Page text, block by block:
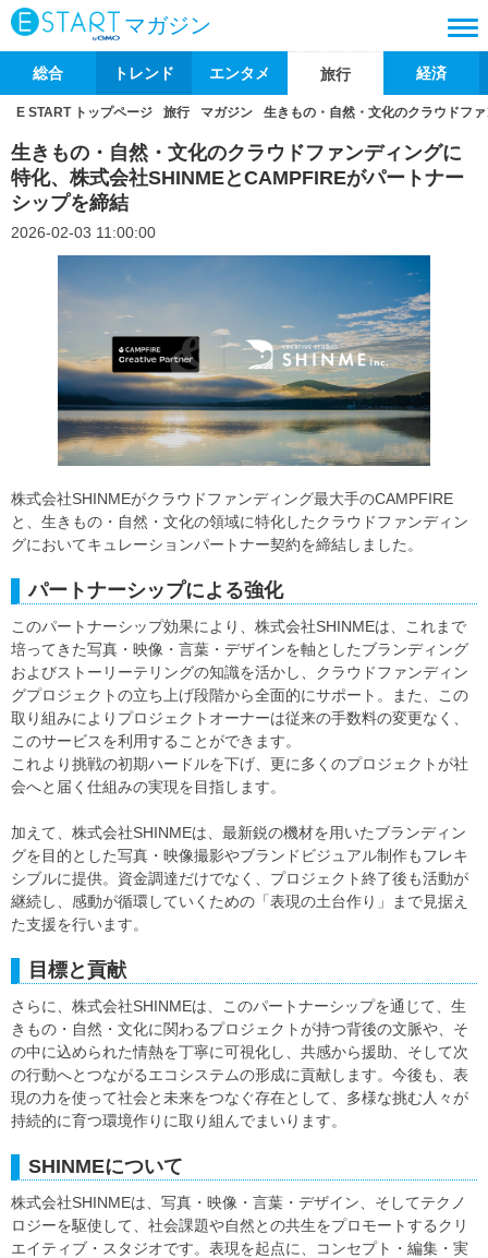
マガジン
総合 トレンド エンタメ 旅行 経済
E START トップページ 旅行 マガジン 生きもの・自然・文化のクラウドフ
生きもの・自然・文化のクラウドファンディングに
特化、株式会社SHINMEとCAMPFIREがパートナー
シップを締結
2026-02-03 11:00:00
株式会社SHINMEがクラウドファンディング最大手のCAMPFIRE
と、生きもの・自然・文化の領域に特化したクラウドファンディン
グにおいてキュレーションパートナー契約を締結しました。
パートナーシップによる強化
このパートナーシップ効果により、株式会社SHINMEは、これまで
培ってきた写真・映像・言葉・デザインを軸としたブランディング
およびストーリーテリングの知識を活かし、クラウドファンディン
グプロジェクトの立ち上げ段階から全面的にサポート。また、この
取り組みによりプロジェクトオーナーは従来の手数料の変更なく、
このサービスを利用することができます。
これより挑戦の初期ハードルを下げ、更に多くのプロジェクトが社
会へと届く仕組みの実現を目指します。
加えて、株式会社SHINMEは、最新鋭の機材を用いたブランディン
グを目的とした写真・映像撮影やブランドビジュアル制作もフレキ
シブルに提供。資金調達だけでなく、プロジェクト終了後も活動が
継続し、感動が循環していくための「表現の土台作り」まで見据え
た支援を行います。
目標と貢献
さらに、株式会社SHINMEは、このパートナーシップを通じて、生
きもの・自然・文化に関わるプロジェクトが持つ背後の文脈や、そ
の中に込められた情熱を丁寧に可視化し、共感から援助、そして次
の行動へとつながるエコシステムの形成に貢献します。今後も、表
現の力を使って社会と未来をつなぐ存在として、多様な挑む人々が
持続的に育つ環境作りに取り組んでまいります。
SHINMEについて
株式会社SHINMEは、写真・映像・言葉・デザイン、そしてテクノ
ロジーを駆使して、社会課題や自然との共生をプロモートするクリ
エイティブ・スタジオです。表現を起点に、コンセプト・編集・実